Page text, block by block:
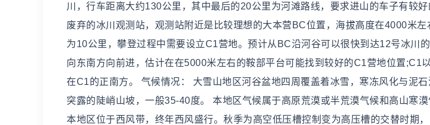
川，行车距离大约130公里，其中最后的20公里为河滩路线，要求进山的车子有较
废弃的冰川观测站，观测站附近是比较理想的大本营BC位置，海拔高度在4000米
为10公里，攀登过程中需要设立C1营地。预计从BC沿河谷可以很快到达12号冰川
向东南方向前进，估计在在5000米左右的鞍部平台可能找到较好的C1营地位置;C1
在C1的正南方。 气候情况： 大雪山地区河谷盆地四周覆盖着冰雪，寒冻风化与泥
突露的陡峭山坡，一般35-40度。 本地区气候属于高原荒漠或半荒漠气候和高山寒漠
本地区位于西风带，终年西风盛行。秋季为高空低压槽控制变为高压槽的交替时期